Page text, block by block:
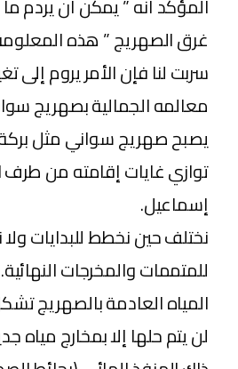
غرق الصهريج ” هذه
سربت لنا فإن الأمر يروم إلى
معالمه الجمالية بصهريج
يصبح صهريج سواني مثل بركة
توازي غايات إقامته من طرف
إسماعيل.
نختلف حين نخطط للبدايات
للمتممات والمخرجات
المياه العادمة بالصهريج
لن يتم حلها إلا بمخارج مياه